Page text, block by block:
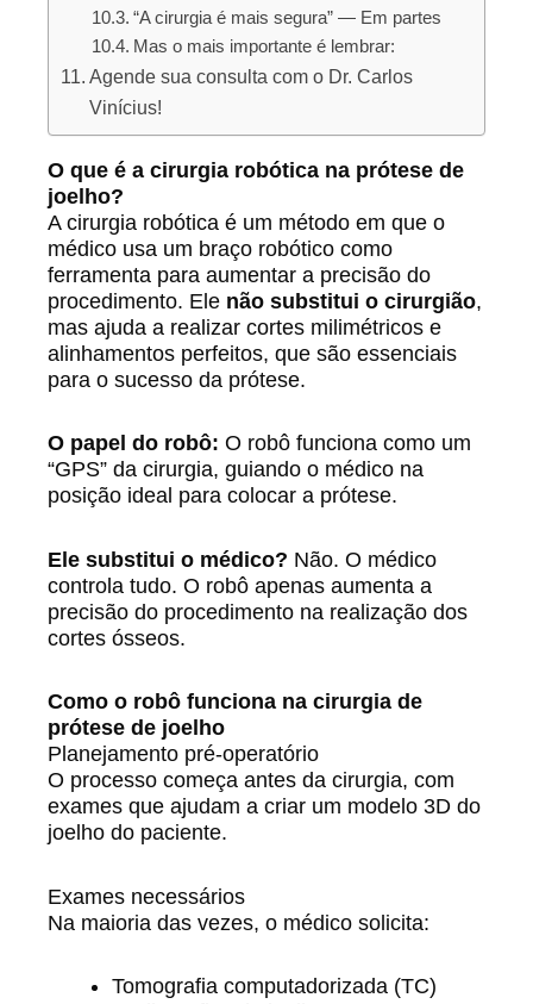
“A cirurgia é mais segura” — Em partes
Mas o mais importante é lembrar:
Agende sua consulta com o Dr. Carlos
Vinícius!
O que é a cirurgia robótica na prótese de
joelho?
A cirurgia robótica é um método em que o
médico usa um braço robótico como
ferramenta para aumentar a precisão do
procedimento. Ele não substitui o cirurgião,
mas ajuda a realizar cortes milimétricos e
alinhamentos perfeitos, que são essenciais
para o sucesso da prótese.
O papel do robô: O robô funciona como um
“GPS” da cirurgia, guiando o médico na
posição ideal para colocar a prótese.
Ele substitui o médico? Não. O médico
controla tudo. O robô apenas aumenta a
precisão do procedimento na realização dos
cortes ósseos.
Como o robô funciona na cirurgia de
prótese de joelho
Planejamento pré-operatório
O processo começa antes da cirurgia, com
exames que ajudam a criar um modelo 3D do
joelho do paciente.
Exames necessários
Na maioria das vezes, o médico solicita:
Tomografia computadorizada (TC)